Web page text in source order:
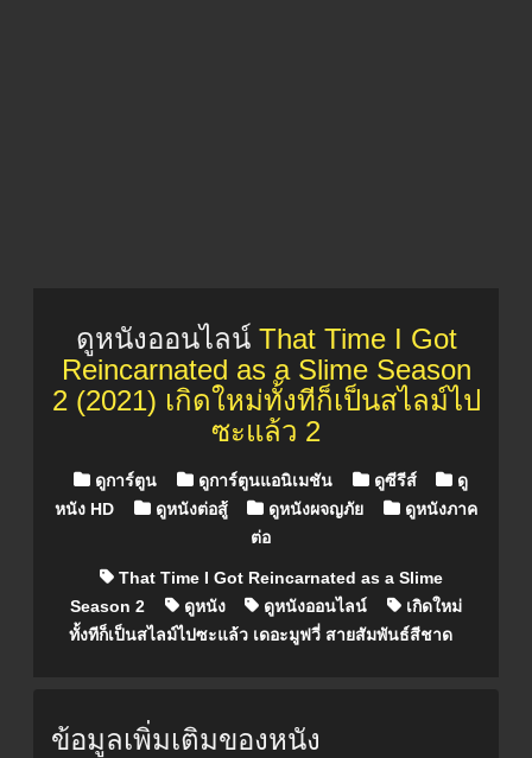
ดูหนังออนไลน์ That Time I Got
Reincarnated as a Slime Season
2 (2021) เกิดใหม่ทั้งทีก็เป็นสไลม์ไป
ซะแล้ว 2
Posted in
ดูการ์ตูน ดูการ์ตูนแอนิเมชัน ดูซีรีส์
ดู
หนัง HD
ดูหนังต่อสู้ ดูหนังผจญภัย
ดูหนังภาค
ต่อ
That Time I Got Reincarnated as a Slime
Season 2
ดูหนัง ดูหนังออนไลน์
เกิดใหม่
ทั้งทีก็เป็นสไลม์ไปซะแล้ว เดอะมูฟวี่ สายสัมพันธ์สีชาด
ข้อมูลเพิ่มเติมของหนัง